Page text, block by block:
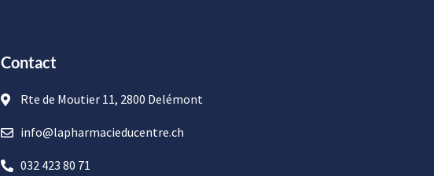
Contact
Rte de Moutier 11, 2800 Delémont
info@lapharmacieducentre.ch
032 423 80 71